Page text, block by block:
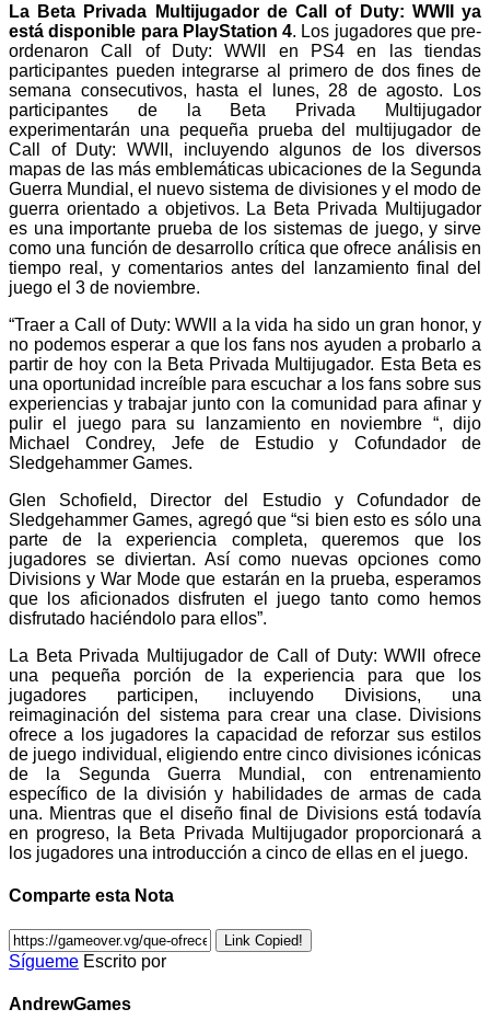
La Beta Privada Multijugador de Call of Duty: WWII ya
está disponible para PlayStation 4. Los jugadores que pre-
ordenaron Call of Duty: WWII en PS4 en las tiendas
participantes pueden integrarse al primero de dos fines de
semana consecutivos, hasta el lunes, 28 de agosto. Los
participantes de la Beta Privada Multijugador
experimentarán una pequeña prueba del multijugador de
Call of Duty: WWII, incluyendo algunos de los diversos
mapas de las más emblemáticas ubicaciones de la Segunda
Guerra Mundial, el nuevo sistema de divisiones y el modo de
guerra orientado a objetivos. La Beta Privada Multijugador
es una importante prueba de los sistemas de juego, y sirve
como una función de desarrollo crítica que ofrece análisis en
tiempo real, y comentarios antes del lanzamiento final del
juego el 3 de noviembre.
“Traer a Call of Duty: WWII a la vida ha sido un gran honor, y
no podemos esperar a que los fans nos ayuden a probarlo a
partir de hoy con la Beta Privada Multijugador. Esta Beta es
una oportunidad increíble para escuchar a los fans sobre sus
experiencias y trabajar junto con la comunidad para afinar y
pulir el juego para su lanzamiento en noviembre “, dijo
Michael Condrey, Jefe de Estudio y Cofundador de
Sledgehammer Games.
Glen Schofield, Director del Estudio y Cofundador de
Sledgehammer Games, agregó que “si bien esto es sólo una
parte de la experiencia completa, queremos que los
jugadores se diviertan. Así como nuevas opciones como
Divisions y War Mode que estarán en la prueba, esperamos
que los aficionados disfruten el juego tanto como hemos
disfrutado haciéndolo para ellos”.
La Beta Privada Multijugador de Call of Duty: WWII ofrece
una pequeña porción de la experiencia para que los
jugadores participen, incluyendo Divisions, una
reimaginación del sistema para crear una clase. Divisions
ofrece a los jugadores la capacidad de reforzar sus estilos
de juego individual, eligiendo entre cinco divisiones icónicas
de la Segunda Guerra Mundial, con entrenamiento
específico de la división y habilidades de armas de cada
una. Mientras que el diseño final de Divisions está todavía
en progreso, la Beta Privada Multijugador proporcionará a
los jugadores una introducción a cinco de ellas en el juego.
Comparte esta Nota
Link Copied!
Sígueme Escrito por
AndrewGames